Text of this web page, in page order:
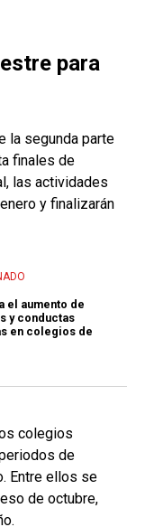
para
la segunda parte
finales de
las actividades
y finalizarán
el aumento de
y conductas
en colegios de
colegios
de
Entre ellos se
de octubre,